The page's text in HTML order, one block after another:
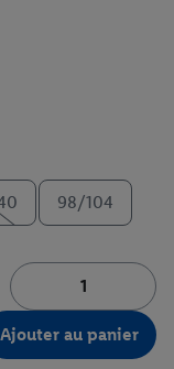
98/104
Ajouter au panier